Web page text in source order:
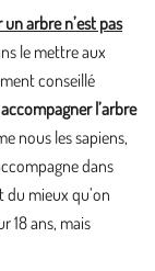
arbre n’est pas
le mettre aux
conseillé
accompagner l’arbre
nous les sapiens,
dans
du mieux qu’on
18 ans, mais